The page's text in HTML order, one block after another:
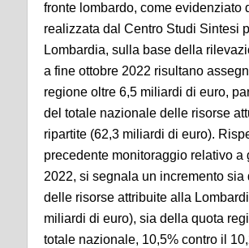
fronte lombardo, come evidenziato
realizzata dal Centro Studi Sintesi
Lombardia, sulla base della
a fine ottobre 2022 risultano
regione oltre 6,5 miliardi di euro,
del totale nazionale delle risorse
ripartite (62,3 miliardi di euro).
precedente monitoraggio relativo a
2022, si segnala un incremento sia
delle risorse attribuite alla
miliardi di euro), sia della quota
totale nazionale, 10,5% contro il